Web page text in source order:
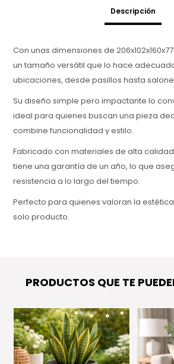
Descripción
Con unas dimensiones de
un tamaño versátil que lo hace
ubicaciones, desde pasillos hasta
Su diseño simple pero impactante lo
ideal para quienes buscan una pieza
combine funcionalidad y estilo.
Fabricado con materiales de alta
tiene una garantía de un año, lo que
resistencia a lo largo del tiempo.
Perfecto para quienes valoran la
solo producto.
PRODUCTOS QUE TE